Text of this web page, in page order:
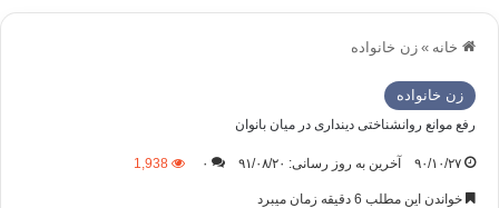
خانه » زن خانواده
زن خانواده
رفع موانع روانشناختی دینداری در میان بانوان
۹۰/۱۰/۲۷ آخرین به روز رسانی: ۹۱/۰۸/۲۰ ۰ 1,938
خواندن این مطلب 6 دقیقه زمان میبرد